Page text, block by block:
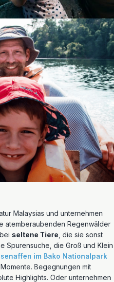
Malaysias und unternehmen
atemberaubenden Regenwälder
seltene Tiere , die sie sonst
Spurensuche, die Groß und Klein
im Bako Nationalpark
Begegnungen mit
Highlights. Oder unternehmen